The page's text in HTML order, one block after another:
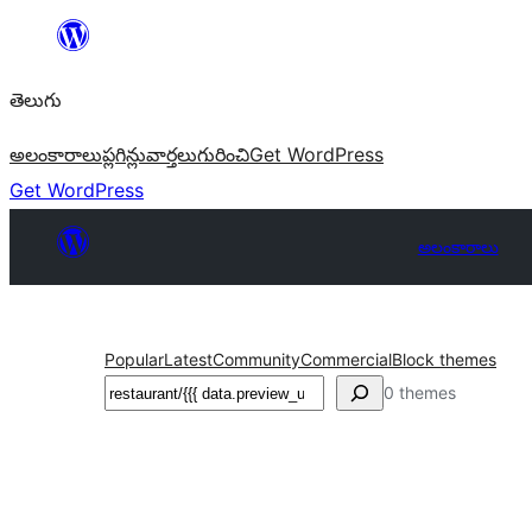
విషయానికి
తెలుగు
అలంకారాలుప్లగిన్లువార్తలుగురించిGet WordPress
Get WordPress
అలంకారాలు
PopularLatestCommunityCommercialBlock themes
వెతుకు 0 themes